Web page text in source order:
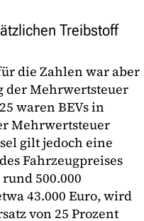
Treibstoff
die Zahlen war aber
der Mehrwertsteuer
waren BEVs in
Mehrwertsteuer
gilt jedoch eine
Fahrzeugpreises
500.000
43.000 Euro, wird
von 25 Prozent